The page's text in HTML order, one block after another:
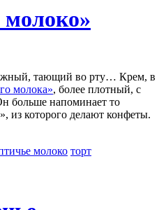
тающий во рту… Крем, в
молока», более плотный, с
больше напоминает то
из которого делают конфеты.
молоко торт